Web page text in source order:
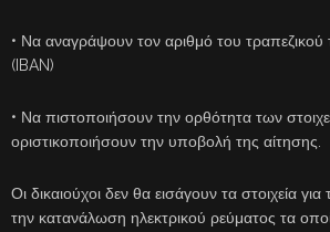
• Να αναγράψουν τον αριθμό του τραπεζικού
(IBAN)
• Να πιστοποιήσουν την ορθότητα των
οριστικοποιήσουν την υποβολή της αίτησης.
Οι δικαιούχοι δεν θα εισάγουν τα στοιχεία
την κατανάλωση ηλεκτρικού ρεύματος τα